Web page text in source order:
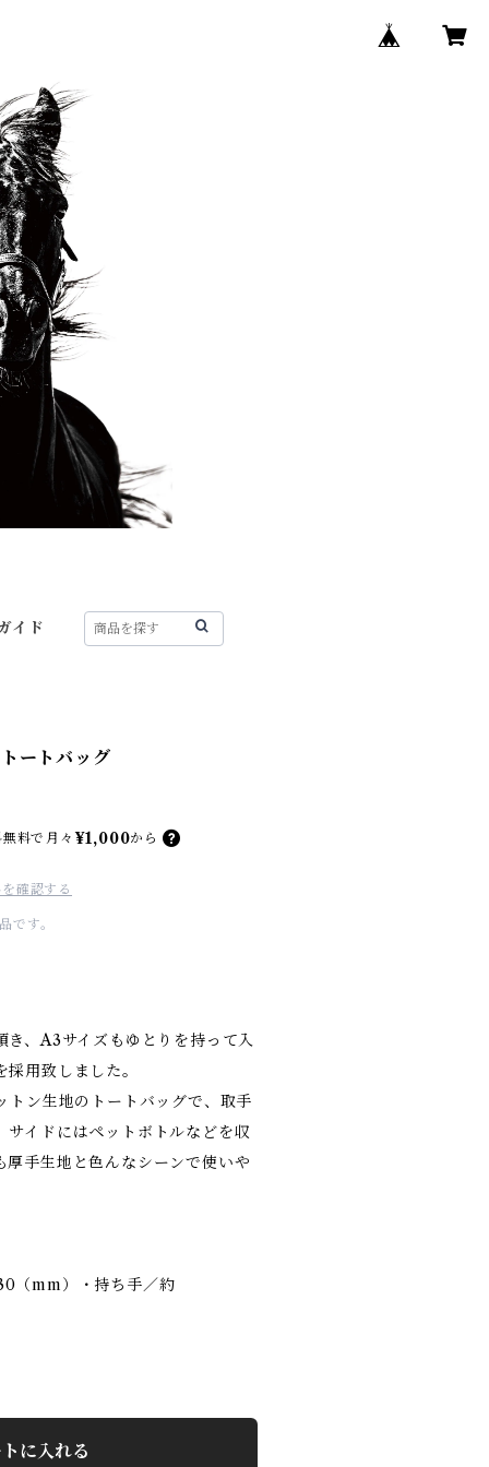
イド
ートバッグ
料で 月々 ¥1,000から
確認する
です。
、A3サイズもゆとりを持って入
用致しました。
トン生地のトートバッグで、取手
イドにはペットボトルなどを収
手生地と色んなシーンで使いや
（mm）・持ち手／約
に入れる